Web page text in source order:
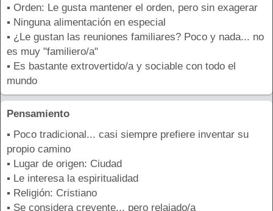
▪ Orden: Le gusta mantener el orden, pero sin exagerar
▪ Ninguna alimentación en especial
▪ ¿Le gustan las reuniones familiares? Poco y nada... no
es muy "familiero/a"
▪ Es bastante extrovertido/a y sociable con todo el
mundo
Pensamiento
▪ Poco tradicional... casi siempre prefiere inventar su
propio camino
▪ Lugar de origen: Ciudad
▪ Le interesa la espiritualidad
▪ Religión: Cristiano
▪ Se considera creyente... pero relajado/a